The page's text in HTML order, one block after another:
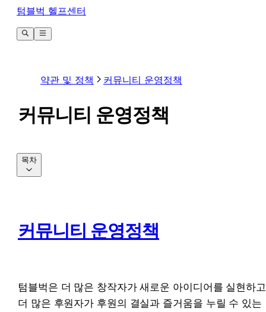
텀블벅 헬프센터
약관 및 정책 커뮤니티 운영정책
커뮤니티 운영정책
커뮤니티 운영정책
텀블벅은 더 많은 창작자가 새로운 아이디어를 실현하고
더 많은 후원자가 후원의 결실과 즐거움을 누릴 수 있는
목차